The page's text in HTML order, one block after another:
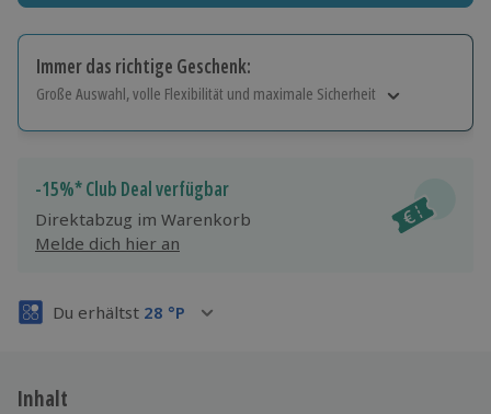
Immer das richtige Geschenk:
Große Auswahl, volle Flexibilität und maximale Sicherheit
Jeder Gutschein für alle Erlebnisse einlösbar.
Maximale Sicherheit
3 Jahre gültig & verlängerbar.
-15%* Club Deal verfügbar
Direktabzug im Warenkorb
Melde dich hier an
Du erhältst 28 °P
Inhalt